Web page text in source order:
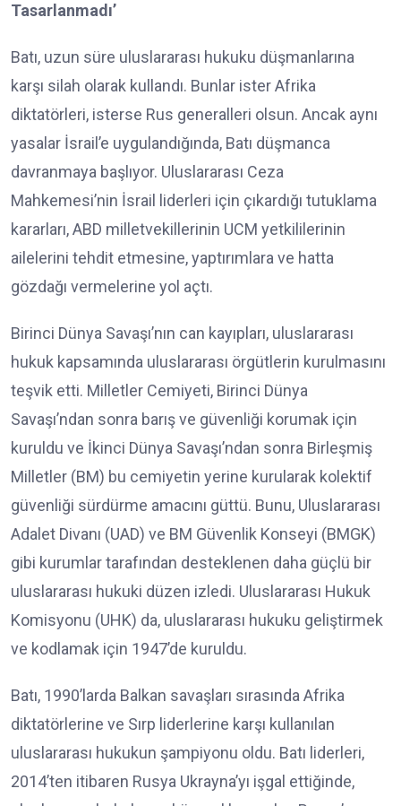
Tasarlanmadı’
Batı, uzun süre uluslararası hukuku düşmanlarına
karşı silah olarak kullandı. Bunlar ister Afrika
diktatörleri, isterse Rus generalleri olsun. Ancak aynı
yasalar İsrail’e uygulandığında, Batı düşmanca
davranmaya başlıyor. Uluslararası Ceza
Mahkemesi’nin İsrail liderleri için çıkardığı tutuklama
kararları, ABD milletvekillerinin UCM yetkililerinin
ailelerini tehdit etmesine, yaptırımlara ve hatta
gözdağı vermelerine yol açtı.
Birinci Dünya Savaşı’nın can kayıpları, uluslararası
hukuk kapsamında uluslararası örgütlerin kurulmasını
teşvik etti. Milletler Cemiyeti, Birinci Dünya
Savaşı’ndan sonra barış ve güvenliği korumak için
kuruldu ve İkinci Dünya Savaşı’ndan sonra Birleşmiş
Milletler (BM) bu cemiyetin yerine kurularak kolektif
güvenliği sürdürme amacını güttü. Bunu, Uluslararası
Adalet Divanı (UAD) ve BM Güvenlik Konseyi (BMGK)
gibi kurumlar tarafından desteklenen daha güçlü bir
uluslararası hukuki düzen izledi. Uluslararası Hukuk
Komisyonu (UHK) da, uluslararası hukuku geliştirmek
ve kodlamak için 1947’de kuruldu.
Batı, 1990’larda Balkan savaşları sırasında Afrika
diktatörlerine ve Sırp liderlerine karşı kullanılan
uluslararası hukukun şampiyonu oldu. Batı liderleri,
2014’ten itibaren Rusya Ukrayna’yı işgal ettiğinde,